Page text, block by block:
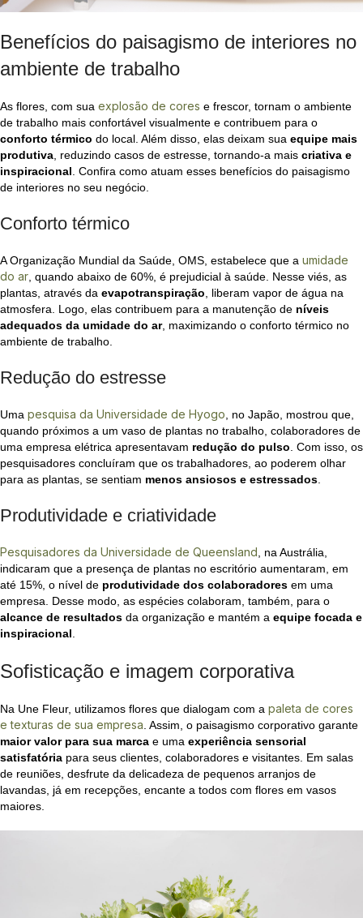
Benefícios do paisagismo de interiores no
ambiente de trabalho
As flores, com sua explosão de cores e frescor, tornam o ambiente
de trabalho mais confortável visualmente e contribuem para o
conforto térmico do local. Além disso, elas deixam sua equipe mais
produtiva , reduzindo casos de estresse, tornando-a mais criativa e
inspiracional . Confira como atuam esses benefícios do paisagismo
de interiores no seu negócio.
Conforto térmico
A Organização Mundial da Saúde, OMS, estabelece que a umidade
do ar , quando abaixo de 60%, é prejudicial à saúde. Nesse viés, as
plantas, através da evapotranspiração , liberam vapor de água na
atmosfera. Logo, elas contribuem para a manutenção de níveis
adequados da umidade do ar, maximizando o conforto térmico no
ambiente de trabalho.
Redução do estresse
Uma pesquisa da Universidade de Hyogo , no Japão, mostrou que,
quando próximos a um vaso de plantas no trabalho, colaboradores de
uma empresa elétrica apresentavam redução do pulso . Com isso, os
pesquisadores concluíram que os trabalhadores, ao poderem olhar
para as plantas, se sentiam menos ansiosos e estressados
Produtividade e criatividade
Pesquisadores da Universidade de Queensland , na Austrália,
indicaram que a presença de plantas no escritório aumentaram, em
até 15%, o nível de produtividade dos colaboradores em uma
empresa. Desse modo, as espécies colaboram, também, para o
alcance de resultados da organização e mantém a equipe focada e
inspiracional
Sofisticação e imagem corporativa
Na Une Fleur, utilizamos flores que dialogam com a paleta de cores
e texturas de sua empresa . Assim, o paisagismo corporativo garante
maior valor para sua marca e uma experiência sensorial
satisfatória para seus clientes, colaboradores e visitantes. Em salas
de reuniões, desfrute da delicadeza de pequenos arranjos de
lavandas, já em recepções, encante a todos com flores em vasos
maiores.